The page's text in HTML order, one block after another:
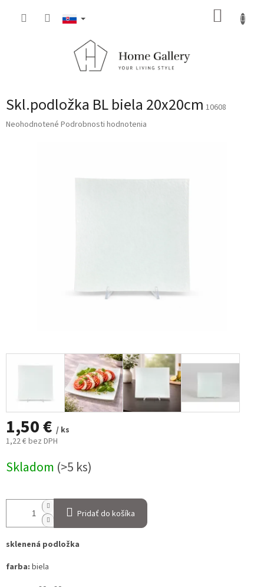
Skl.podložka BL biela 20x20cm 10608
Priemerné
Neohodnotené Podrobnosti hodnotenia
1,50 € / ks
1,22 € bez DPH
cena:
Skladom (>5 ks)
Pridať do košíka
sklenená podložka
farba: biela